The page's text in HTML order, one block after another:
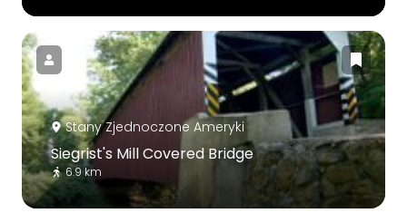
Stany Zjednoczone Ameryki
Siegrist's Mill Covered Bridge
6.9 km